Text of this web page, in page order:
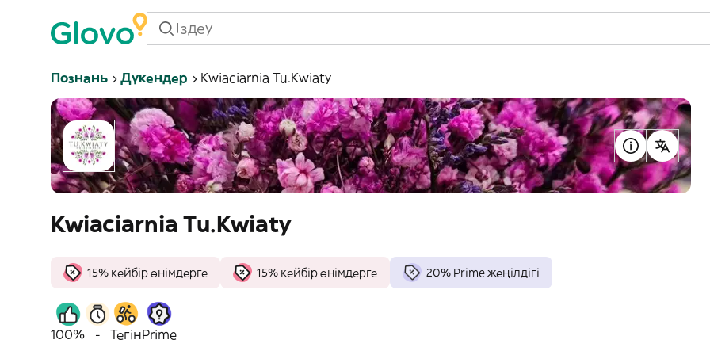
Познань Дүкендер Kwiaciarnia Tu.Kwiaty
Kwiaciarnia Tu.Kwiaty
-15% кейбір өнімдерге -15% кейбір өнімдерге -20% Prime жеңілдігі
100% - ТегінPrime